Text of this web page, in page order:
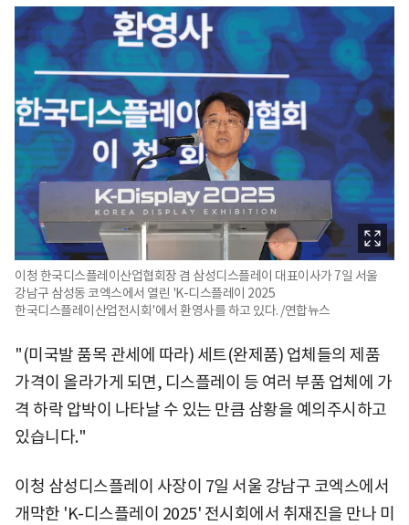
이청 한국디스플레이산업협회장 겸 삼성디스플레이 대표이사가 7일 서울
강남구 삼성동 코엑스에서 열린 'K-디스플레이 2025
한국디스플레이산업전시회'에서 환영사를 하고 있다. /연합뉴스
"(미국발 품목 관세에 따라) 세트(완제품) 업체들의 제품
가격이 올라가게 되면, 디스플레이 등 여러 부품 업체에 가
격 하락 압박이 나타날 수 있는 만큼 삼황을 예의주시하고
있습니다."
이청 삼성디스플레이 사장이 7일 서울 강남구 코엑스에서
개막한 'K-디스플레이 2025' 전시회에서 취재진을 만나 미